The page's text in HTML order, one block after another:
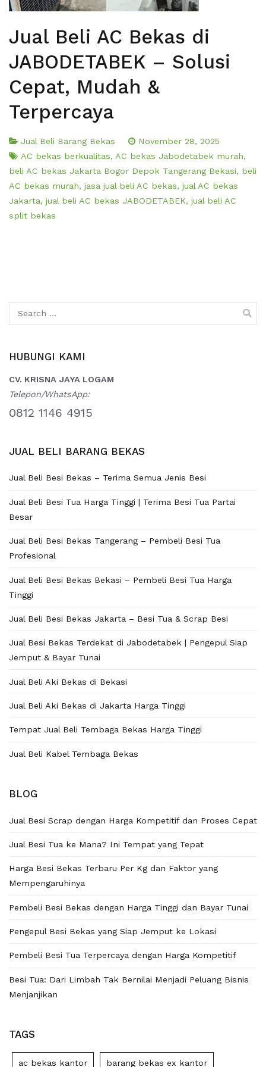
Jual Beli AC Bekas di
JABODETABEK – Solusi
Cepat, Mudah &
Terpercaya
Jual Beli Barang Bekas
November 28, 2025
AC bekas berkualitas, AC bekas Jabodetabek murah,
beli AC bekas Jakarta Bogor Depok Tangerang Bekasi, beli
AC bekas murah, jasa jual beli AC bekas, jual AC bekas
Jakarta, jual beli AC bekas JABODETABEK, jual beli AC
split bekas
for:
HUBUNGI KAMI
CV. KRISNA JAYA LOGAM
Telepon/WhatsApp:
0812 1146 4915
JUAL BELI BARANG BEKAS
Jual Beli Besi Bekas – Terima Semua Jenis Besi
Jual Beli Besi Tua Harga Tinggi | Terima Besi Tua Partai
Besar
Jual Beli Besi Bekas Tangerang – Pembeli Besi Tua
Profesional
Jual Beli Besi Bekas Bekasi – Pembeli Besi Tua Harga
Tinggi
Jual Beli Besi Bekas Jakarta – Besi Tua & Scrap Besi
Jual Besi Bekas Terdekat di Jabodetabek | Pengepul Siap
Jemput & Bayar Tunai
Jual Beli Aki Bekas di Bekasi
Jual Beli Aki Bekas di Jakarta Harga Tinggi
Tempat Jual Beli Tembaga Bekas Harga Tinggi
Jual Beli Kabel Tembaga Bekas
BLOG
Jual Besi Scrap dengan Harga Kompetitif dan Proses Cepat
Jual Besi Tua ke Mana? Ini Tempat yang Tepat
Harga Besi Bekas Terbaru Per Kg dan Faktor yang
Mempengaruhinya
Pembeli Besi Bekas dengan Harga Tinggi dan Bayar Tunai
Pengepul Besi Bekas yang Siap Jemput ke Lokasi
Pembeli Besi Tua Terpercaya dengan Harga Kompetitif
Besi Tua: Dari Limbah Tak Bernilai Menjadi Peluang Bisnis
Menjanjikan
TAGS
ac bekas kantor barang bekas ex kantor